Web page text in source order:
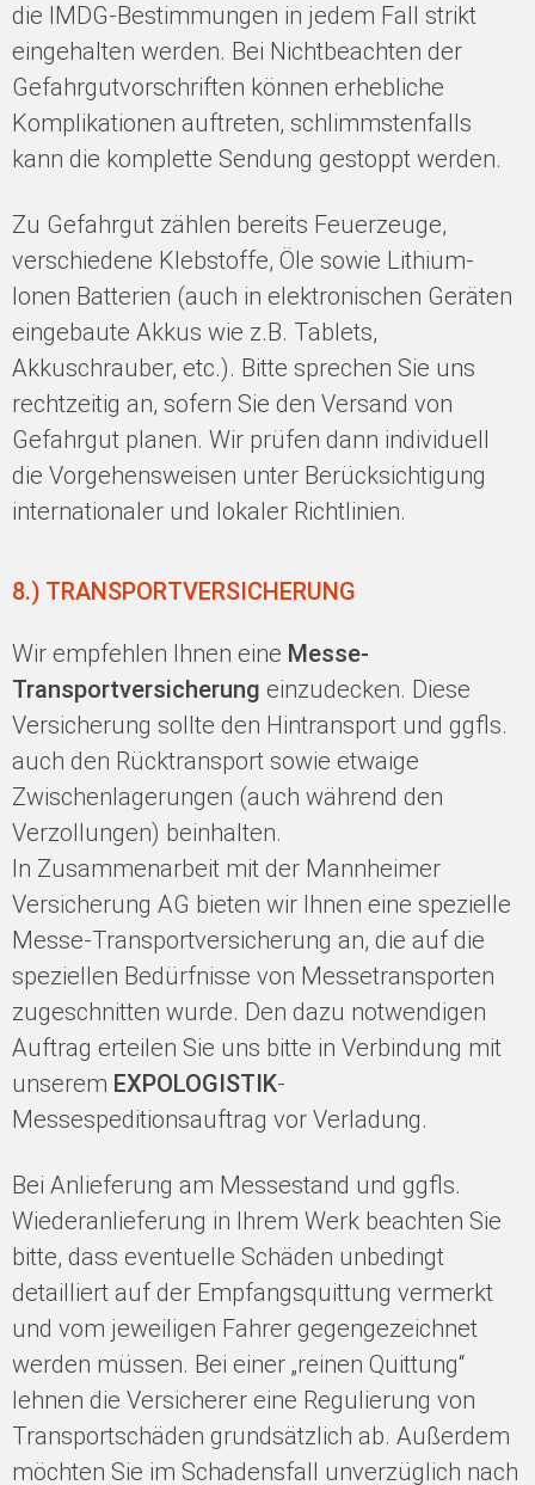
die IMDG-Bestimmungen in jedem Fall strikt
eingehalten werden. Bei Nichtbeachten der
Gefahrgutvorschriften können erhebliche
Komplikationen auftreten, schlimmstenfalls
kann die komplette Sendung gestoppt werden.
Zu Gefahrgut zählen bereits Feuerzeuge,
verschiedene Klebstoffe, Öle sowie Lithium-
Ionen Batterien (auch in elektronischen Geräten
eingebaute Akkus wie z.B. Tablets,
Akkuschrauber, etc.). Bitte sprechen Sie uns
rechtzeitig an, sofern Sie den Versand von
Gefahrgut planen. Wir prüfen dann individuell
die Vorgehensweisen unter Berücksichtigung
internationaler und lokaler Richtlinien.
8.) TRANSPORTVERSICHERUNG
Wir empfehlen Ihnen eine Messe-
Transportversicherung einzudecken. Diese
Versicherung sollte den Hintransport und ggfls.
auch den Rücktransport sowie etwaige
Zwischenlagerungen (auch während den
Verzollungen) beinhalten.
In Zusammenarbeit mit der Mannheimer
Versicherung AG bieten wir Ihnen eine spezielle
Messe-Transportversicherung an, die auf die
speziellen Bedürfnisse von Messetransporten
zugeschnitten wurde. Den dazu notwendigen
Auftrag erteilen Sie uns bitte in Verbindung mit
unserem EXPOLOGISTIK-
Messespeditionsauftrag vor Verladung.
Bei Anlieferung am Messestand und ggfls.
Wiederanlieferung in Ihrem Werk beachten Sie
bitte, dass eventuelle Schäden unbedingt
detailliert auf der Empfangsquittung vermerkt
und vom jeweiligen Fahrer gegengezeichnet
werden müssen. Bei einer „reinen Quittung“
lehnen die Versicherer eine Regulierung von
Transportschäden grundsätzlich ab. Außerdem
möchten Sie im Schadensfall unverzüglich nach